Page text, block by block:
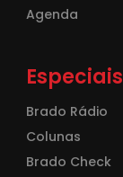
Agenda
Especiais
Brado Rádio
Colunas
Brado Check